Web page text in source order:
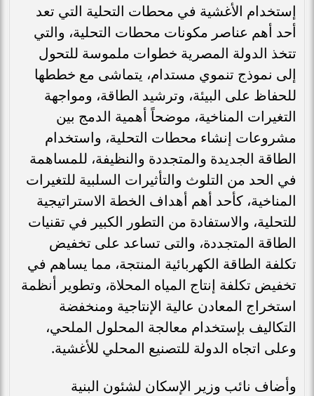
إستخدام الأغشية في محطات التحلية التي تعد
أحد أهم عناصر مكونات محطات التحلية، والتي
تتخذ الدولة المصرية خطوات ملموسة للتحول
إلى نموذج تنموي مستدام، يتماشى مع خططها
للحفاظ على البيئة، وترشيد الطاقة، ومواجهة
التغيرات المناخية، موضحاً أهمية الدمج بين
مشروعات إنشاء محطات التحلية، واستخدام
الطاقة الجديدة والمتجددة والنظيفة، للمساهمة
في الحد من التلوث والتأثيرات السلبية للتغيرات
المناخية، كأحد أهم أهداف الخطة الاستراتيجية
للتحلية، والاستفادة من التطور الكبير في تقنيات
الطاقة المتجددة، والتى تساعد على تخفيض
تكلفة الطاقة الكهربائية المنتجة، مما يساهم في
تخفيض تكلفة إنتاج المياه المحلاة، وتطوير أنظمة
استخراج المعادن عالية الإنتاجية ومنخفضة
التكاليف بإستخدام معالجة المحلول الملحي،
وعلى اتجاه الدولة للتصنيع المحلي للأغشية.
وأضاف نائب وزير الإسكان لشئون البنية